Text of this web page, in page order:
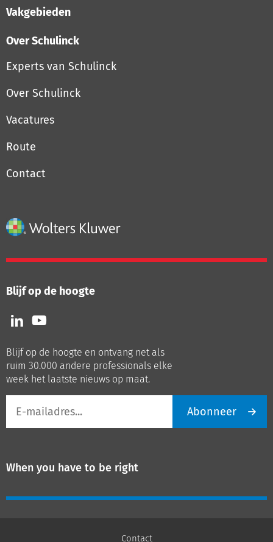
Vakgebieden
Over Schulinck
Experts van Schulinck
Over Schulinck
Vacatures
Route
Contact
Blijf op de hoogte
Volg
ons
LinkedIn
Volg
ons
Youtube
Blijf op de hoogte en ontvang net als
ruim 30.000 andere professionals elke
week het laatste nieuws op maat.
mailadres
Abonneer
When you have to be right
Contact